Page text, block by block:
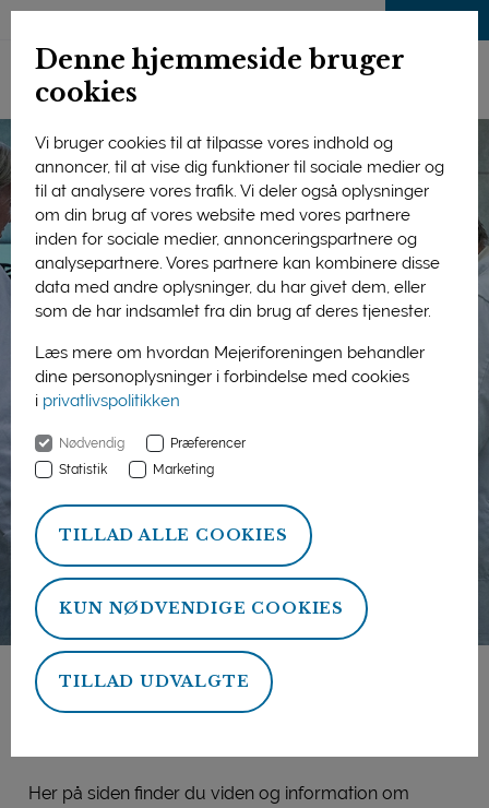
Denne hjemmeside bruger
cookies
Vi bruger cookies til at tilpasse vores indhold og
annoncer, til at vise dig funktioner til sociale medier og
til at analysere vores trafik. Vi deler også oplysninger
om din brug af vores website med vores partnere
inden for sociale medier, annonceringspartnere og
analysepartnere. Vores partnere kan kombinere disse
data med andre oplysninger, du har givet dem, eller
som de har indsamlet fra din brug af deres tjenester.
Læs mere om hvordan Mejeriforeningen behandler
dine personoplysninger i forbindelse med cookies
i privatlivspolitikken
Nødvendig
Præferencer
Statistik
Marketing
TILLAD ALLE COOKIES
KUN NØDVENDIGE COOKIES
TILLAD UDVALGTE
Mejeriforeningens
Her på siden finder du viden og information om